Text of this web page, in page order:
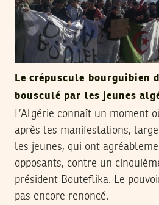
Le crépuscule bourguibien
bousculé par les jeunes
L’Algérie connaît un moment
après les manifestations,
les jeunes, qui ont
opposants, contre un
président Bouteflika. Le
pas encore renoncé.